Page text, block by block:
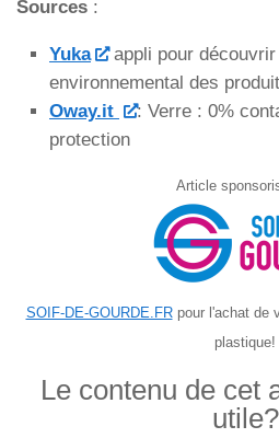
Sources :
Yuka
appli pour découvrir
environnemental des
Oway.it
: Verre : 0%
protection
Article
SOIF-DE-GOURDE.FRpour l'achat de
plastique!
Le contenu de cet
utile?